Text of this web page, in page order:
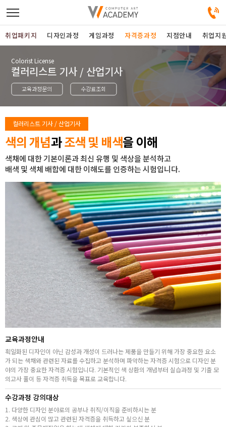
디자인정규과정
디자인단과과정
게임과정
자격증과정
커뮤니티
취업패키지
취업지원센터
고객상담센터
아카데미소개
지점별 홈페이지
취업패키지 디자인과정 게임과정 자격증과정 지점안내 취업지
Colorist License
컬러리스트 기사 / 산업기사
교육과정문의 수강료조회
컬러리스트 기사 / 산업기사
색의 개념과조색 및 배색을 이해
색채에 대한 기본이론과 최신 유행 및 색상을 분석하고
배색 및 색체 배합에 대한 이해도를 인증하는 시험입니다.
교육과정안내
획일화된 디자인이 아닌 감성과 개성이 드러나는 제품을 만들기 위해 가장 중요한 요소
가 되는 색채와 관련된 자료를 수집하고 분석하며 파악하는 자격증 시험으로 디자인 분
야의 가장 중요한 자격증 시험입니다. 기본적인 색 상환의 개념부터 실습과정 및 기출 모
의고사 풀이 등 자격증 취득을 목표로 교육합니다.
수강과정 강의대상
1. 다양한 디자인 분야로의 공부나 취직/이직을 준비하시는 분
2. 색상에 관심이 많고 관련된 자격증을 취득하고 싶으신 분